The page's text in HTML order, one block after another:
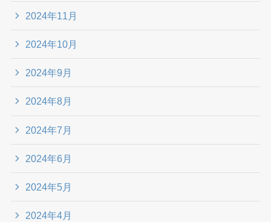
2024年11月
2024年10月
2024年9月
2024年8月
2024年7月
2024年6月
2024年5月
2024年4月